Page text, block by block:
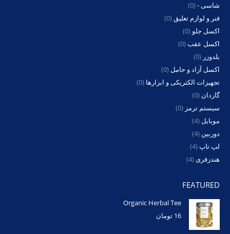
شاسی -(0)
فنر و لوازم تعلیق(0)
اکسل جلو (0)
اکسل عقب(0)
بلدوزر (0)
اکسل آزاد و حامل (0)
تجهیزات الکتریکی و ابزارها (0)
گاردان (0)
سیستم ترمز (0)
موبایل (4)
دوربین (4)
لپ تاپ(4)
هندزفری(4)
FEATURED
Organic Herbal Tee
16 تومان